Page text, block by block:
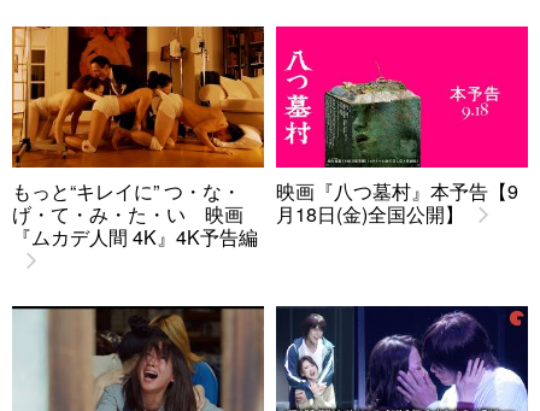
もっと“キレイに” つ・な・
げ・て・み・た・い 映画
『ムカデ人間 4K』4K予告編
映画『八つ墓村』本予告【9
月18日(金)全国公開】